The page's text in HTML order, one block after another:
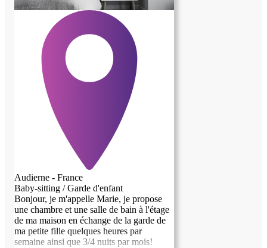
Audierne - France
Baby-sitting / Garde d'enfant
Bonjour, je m'appelle Marie, je propose
une chambre et une salle de bain à l'étage
de ma maison en échange de la garde de
ma petite fille quelques heures par
semaine ainsi que 3/4 nuits par mois!